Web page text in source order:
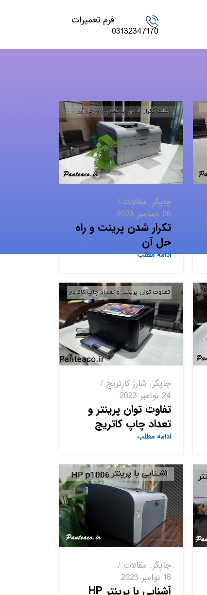
03132347170
فرم تعمیرات
چاپگر, مقالات
06 دسامبر 2023
تکرار شدن پرینت و راه
حل آن
ادامه مطلب
چاپگر, شارژ کارتریج
24 نوامبر 2023
تفاوت توان پرینتر و
تعداد چاپ کاتریج
ادامه مطلب
چاپگر, مقالات
18 نوامبر 2023
آشنایی با پرینتر HP